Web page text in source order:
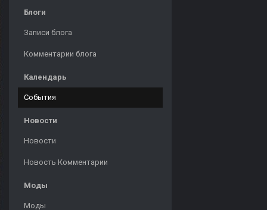
Блоги
Записи блога
Комментарии блога
Календарь
События
Новости
Новости
Новость Комментарии
Моды
Моды